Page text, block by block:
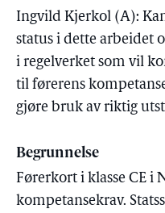
Ingvild Kjerkol (A):
status i dette arbeidet
i regelverket som vil
til førerens
gjøre bruk av riktig
Begrunnelse
Førerkort i klasse CE i
kompetansekrav.